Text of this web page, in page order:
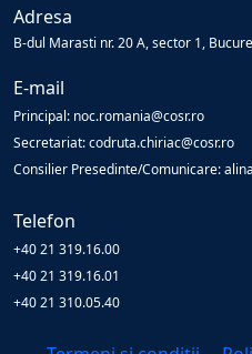
Adresa
B-dul Marasti nr. 20 A, sector 1,
E-mail
Principal: noc.romania@cosr.ro
Secretariat: codruta.chiriac@cosr.ro
Consilier Presedinte/Comunicare:
Telefon
+40 21 319.16.00
+40 21 319.16.01
+40 21 310.05.40